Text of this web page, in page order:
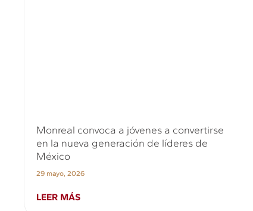
Monreal convoca a jóvenes a convertirse
en la nueva generación de líderes de
México
29 mayo, 2026
LEER MÁS